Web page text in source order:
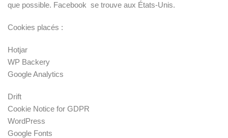
que possible. Facebook se trouve aux États-Unis.
Cookies placés :
Hotjar
WP Backery
Google Analytics
Drift
Cookie Notice for GDPR
WordPress
Google Fonts